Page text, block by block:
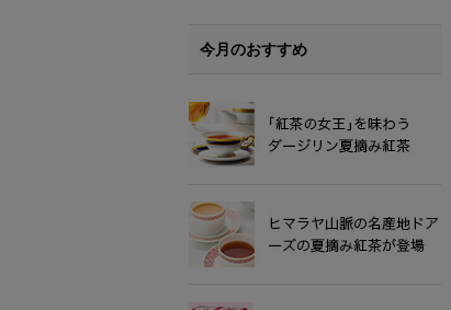
今月のおすすめ